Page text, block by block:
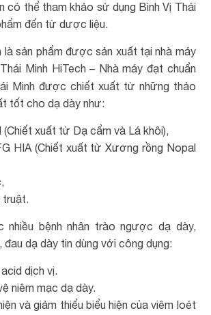
có thể tham khảo sử dụng Bình Vị Thái
đến từ dược liệu.
là sản phẩm được sản xuất tại nhà máy
Minh HiTech – Nhà máy đạt chuẩn
Minh được chiết xuất từ những thảo
tốt cho dạ dày như:
(Chiết xuất từ Dạ cẩm và Lá khôi),
HIA (Chiết xuất từ Xương rồng Nopal
nhiều bệnh nhân trào ngược dạ dày,
đau dạ dày tin dùng với công dụng:
dịch vị.
niêm mạc dạ dày.
và giảm thiểu biểu hiện của viêm loét